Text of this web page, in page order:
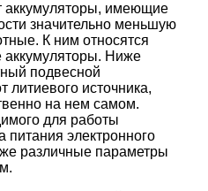
аккумуляторы, имеющие
значительно меньшую
К ним относятся
аккумуляторы. Ниже
подвесной
литиевого источника,
на нем самом.
для работы
питания электронного
различные параметры